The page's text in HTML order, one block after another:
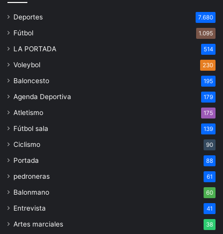
Deportes 7.680
Fútbol 1.095
LA PORTADA 514
Voleybol 230
Baloncesto 195
Agenda Deportiva 179
Atletismo 175
Fútbol sala 139
Ciclismo 90
Portada 88
pedroneras 61
Balonmano 60
Entrevista 41
Artes marciales 38